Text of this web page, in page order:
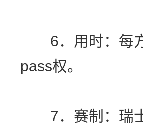
6．用时：每方
pass权。
7．赛制：瑞士